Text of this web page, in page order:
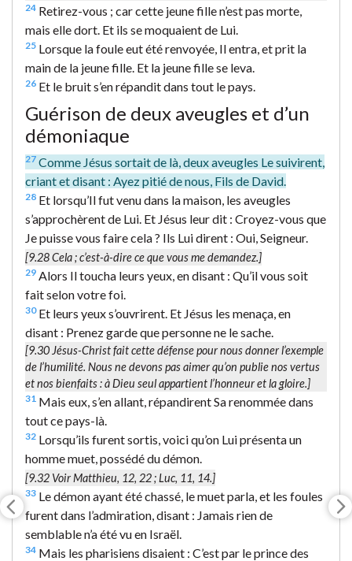
24 Retirez-vous ; car cette jeune fille n’est pas morte,
mais elle dort. Et ils se moquaient de Lui.
25 Lorsque la foule eut été renvoyée, Il entra, et prit la
main de la jeune fille. Et la jeune fille se leva.
26 Et le bruit s’en répandit dans tout le pays.
Guérison de deux aveugles et d’un
démoniaque
27 Comme Jésus sortait de là, deux aveugles Le suivirent,
criant et disant : Ayez pitié de nous, Fils de David.
28 Et lorsqu’Il fut venu dans la maison, les aveugles
s’approchèrent de Lui. Et Jésus leur dit : Croyez-vous que
Je puisse vous faire cela ? Ils Lui dirent : Oui, Seigneur.
[9.28Cela; c’est-à-dire ce que vous me demandez.]
29 Alors Il toucha leurs yeux, en disant : Qu’il vous soit
fait selon votre foi.
30Et leurs yeux s’ouvrirent. Et Jésus les menaça, en
disant : Prenez garde que personne ne le sache.
[9.30 Jésus-Christ fait cette défense pour nous donner l’exemple
de l’humilité. Nous ne devons pas aimer qu’on publie nos vertus
et nos bienfaits : à Dieu seul appartient l’honneur et la gloire.]
31 Mais eux, s’en allant, répandirent Sa renommée dans
tout ce pays-là.
32 Lorsqu’ils furent sortis, voici qu’on Lui présenta un
homme muet, possédé du démon.
[9.32 Voir Matthieu, 12, 22 ; Luc, 11, 14.]
33 Le démon ayant été chassé, le muet parla, et les foules
furent dans l’admiration, disant : Jamais rien de
semblable n’a été vu en Israël.
34 Mais les pharisiens disaient : C’est par le prince des